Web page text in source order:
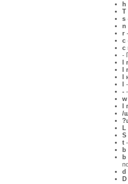
h
T
s
n
r
c
c
-
-
w
/
L
S
t
b
d
D